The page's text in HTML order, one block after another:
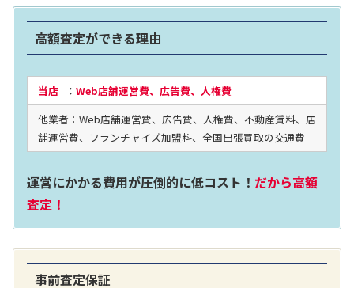
2024年12月更新 オーディオ買取価格
LUXKIT
高額査定ができる理由
当店： Web店舗運営費、広告費、人権費
他業者：Web店舗運営費、広告費、人権費、不動産賃料、店
舗運営費、フランチャイズ加盟料、全国出張買取の交通費
運営にかかる費用が圧倒的に低コスト！ だから高額
査定！
事前査定保証